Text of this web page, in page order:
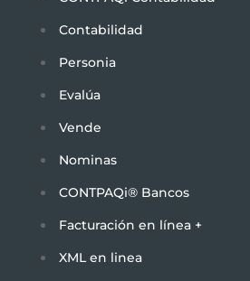
Contabilidad
Personia
Evalúa
Vende
Nominas
CONTPAQi® Bancos
Facturación en línea +
XML en linea